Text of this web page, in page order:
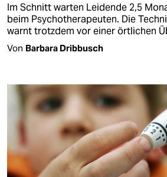
Im Schnitt warten Leidende 2,5
beim Psychotherapeuten. Die
warnt trotzdem vor einer örtlichen
Von Barbara Dribbusch